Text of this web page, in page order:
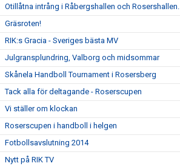
Otillåtna intrång i Råbergshallen och Rosershallen.
Gräsroten!
RIK:s Gracia - Sveriges bästa MV
Julgransplundring, Valborg och midsommar
Skånela Handboll Tournament i Rosersberg
Tack alla för deltagande - Roserscupen
Vi ställer om klockan
Roserscupen i handboll i helgen
Fotbollsavslutning 2014
Nytt på RIK TV